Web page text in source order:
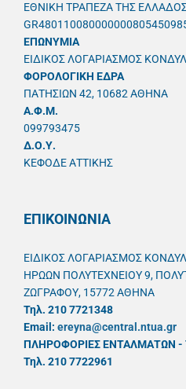
ΕΘΝΙΚΗ ΤΡΑΠΕΖΑ ΤΗΣ
ΕΠΩΝΥΜΙΑ
ΕΙΔΙΚΟΣ ΛΟΓΑΡΙΑΣΜΟΣ
ΦΟΡΟΛΟΓΙΚΗ ΕΔΡΑ
ΠΑΤΗΣΙΩΝ 42, 10682 ΑΘΗΝΑ
A.Φ.Μ.
099793475
Δ.Ο.Υ.
ΚΕΦΟΔΕ ΑΤΤΙΚΗΣ
ΕΠΙΚΟΙΝΩΝΙΑ
ΕΙΔΙΚΟΣ ΛΟΓΑΡΙΑΣΜΟΣ
ΗΡΩΩΝ ΠΟΛΥΤΕΧΝΕΙΟΥ 9,
ΖΩΓΡΑΦΟΥ, 15772 ΑΘΗΝΑ
Τηλ. 210 7721348
Email: ereyna@central.ntua.gr
ΠΛΗΡΟΦΟΡΙΕΣ ΕΝΤΑΛΜΑΤΩΝ -
Τηλ. 210 7722961